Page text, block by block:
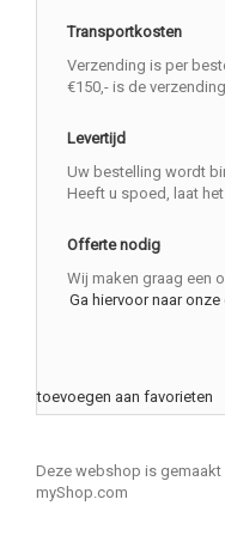
Transportkosten
Verzending is per
€150,- is de
Levertijd
Uw bestelling wordt
Heeft u spoed, laat
Offerte nodig
Wij maken graag een
Ga hiervoor naar
toevoegen aan favorieten
Deze webshop is
myShop.com